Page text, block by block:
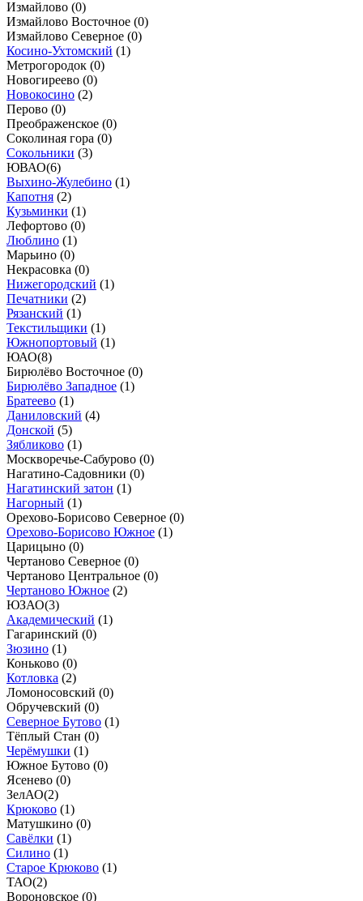
Измайлово (0)
Измайлово Восточное (0)
Измайлово Северное (0)
Косино-Ухтомский (1)
Метрогородок (0)
Новогиреево (0)
Новокосино (2)
Перово (0)
Преображенское (0)
Соколиная гора (0)
Сокольники (3)
ЮВАО(6)
Выхино-Жулебино (1)
Капотня (2)
Кузьминки (1)
Лефортово (0)
Люблино (1)
Марьино (0)
Некрасовка (0)
Нижегородский (1)
Печатники (2)
Рязанский (1)
Текстильщики (1)
Южнопортовый (1)
ЮАО(8)
Бирюлёво Восточное (0)
Бирюлёво Западное (1)
Братеево (1)
Даниловский (4)
Донской (5)
Зябликово (1)
Москворечье-Сабурово (0)
Нагатино-Садовники (0)
Нагатинский затон (1)
Нагорный (1)
Орехово-Борисово Северное (0)
Орехово-Борисово Южное (1)
Царицыно (0)
Чертаново Северное (0)
Чертаново Центральное (0)
Чертаново Южное (2)
ЮЗАО(3)
Академический (1)
Гагаринский (0)
Зюзино (1)
Коньково (0)
Котловка (2)
Ломоносовский (0)
Обручевский (0)
Северное Бутово (1)
Тёплый Стан (0)
Черёмушки (1)
Южное Бутово (0)
Ясенево (0)
ЗелАО(2)
Крюково (1)
Матушкино (0)
Савёлки (1)
Силино (1)
Старое Крюково (1)
ТАО(2)
Вороновское (0)